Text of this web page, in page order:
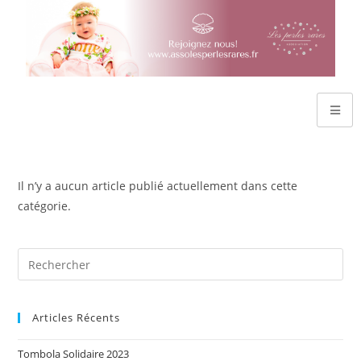
Il n’y a aucun article publié actuellement dans cette
catégorie.
Articles Récents
Tombola Solidaire 2023